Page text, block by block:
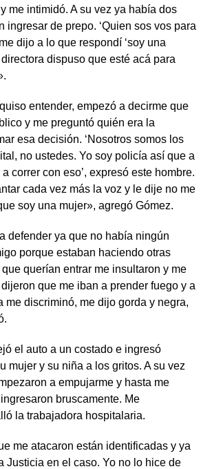
me intimidó. A su vez ya había dos
ingresar de prepo. ‘Quien sos vos para
dijo a lo que respondí ‘soy una
dispuso que esté acá para
entender, empezó a decirme que
y me preguntó quién era la
esa decisión. ‘Nosotros somos los
no ustedes. Yo soy policía así que a
correr con eso’, expresó este hombre.
cada vez más la voz y le dije no me
soy una mujer», agregó Gómez.
defender ya que no había ningún
porque estaban haciendo otras
querían entrar me insultaron y me
que me iban a prender fuego y a
me discriminó, me dijo gorda y negra,
el auto a un costado e ingresó
mujer y su niña a los gritos. A su vez
a empujarme y hasta me
bruscamente. Me
la trabajadora hospitalaria.
me atacaron están identificadas y ya
Justicia en el caso. Yo no lo hice de